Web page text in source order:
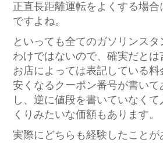
正直長距離運転をよくする場
ですよね。
といっても全てのガソリンス
わけではないので、確実だとは
お店によっては表記している
安くなるクーポン番号が書いて
し、逆に値段を書いていなく
くりみたいな価額もあります。
実際にどちらも経験したことが